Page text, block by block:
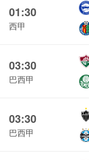
01:30
西甲
03:30
巴西甲
03:30
巴西甲